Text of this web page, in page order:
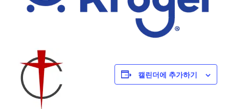
캘린더에 추가하기